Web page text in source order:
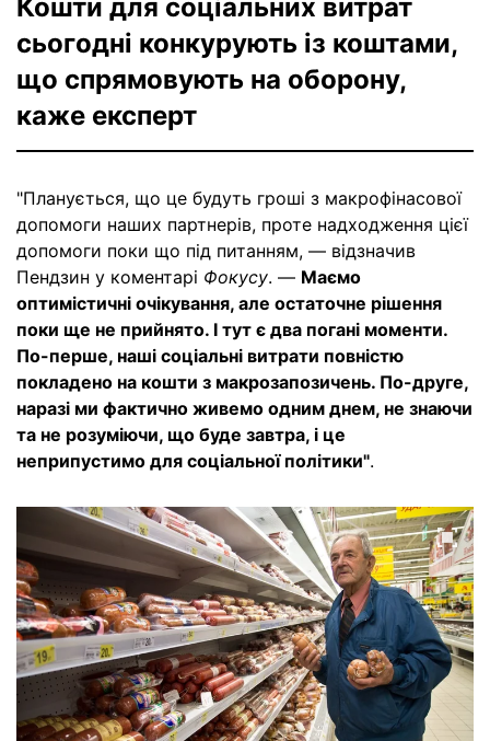
Кошти для соціальних витрат
сьогодні конкурують із коштами,
що спрямовують на оборону,
каже експерт
"Планується, що це будуть гроші з макрофінасової
допомоги наших партнерів, проте надходження цієї
допомоги поки що під питанням, — відзначив
Пендзин у коментарі Фокусу. — Маємо
оптимістичні очікування, але остаточне рішення
поки ще не прийнято. І тут є два погані моменти.
По-перше, наші соціальні витрати повністю
покладено на кошти з макрозапозичень. По-друге,
наразі ми фактично живемо одним днем, не знаючи
та не розуміючи, що буде завтра, і це
неприпустимо для соціальної політики".